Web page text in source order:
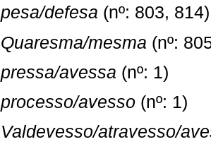
pesa/defesa (nº: 803, 814)
Quaresma/mesma (nº:
pressa/avessa (nº: 1)
processo/avesso (nº: 1)
Valdevesso/atravesso/